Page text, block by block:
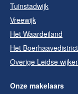
Tuinstadwijk
Vreewijk
Het Waardeiland
Het Boerhaavedistrict
Overige Leidse
Onze makelaars